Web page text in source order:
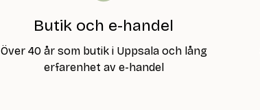
Butik och e-handel
Över 40 år som butik i Uppsala och lång
erfarenhet av e-handel